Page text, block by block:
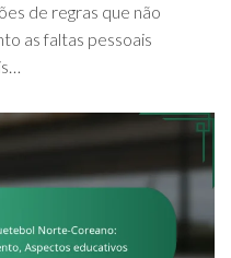
de regras que não
as faltas pessoais